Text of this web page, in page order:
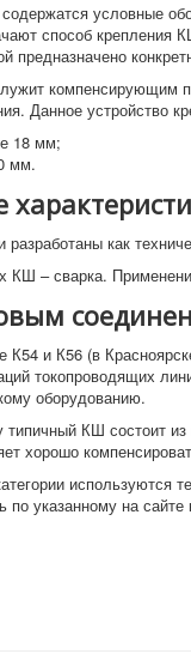
условные
способ крепления
предназначено
компенсирующим
Данное устройство
18 мм;
мм.
разработаны как
КШ – сварка.
и К56 (в
токопроводящих
оборудованию.
типичный КШ состоит
хорошо
по указанному на